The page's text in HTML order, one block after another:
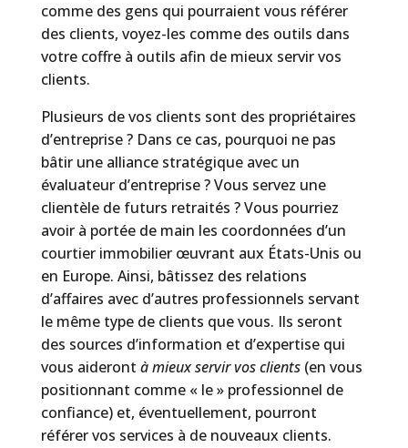
comme des gens qui pourraient vous référer
des clients, voyez-les comme des outils dans
votre coffre à outils afin de mieux servir vos
clients.
Plusieurs de vos clients sont des propriétaires
d’entreprise ? Dans ce cas, pourquoi ne pas
bâtir une alliance stratégique avec un
évaluateur d’entreprise ? Vous servez une
clientèle de futurs retraités ? Vous pourriez
avoir à portée de main les coordonnées d’un
courtier immobilier œuvrant aux États-Unis ou
en Europe. Ainsi, bâtissez des relations
d’affaires avec d’autres professionnels servant
le même type de clients que vous. Ils seront
des sources d’information et d’expertise qui
vous aideront à mieux servir vos clients(en vous
positionnant comme « le » professionnel de
confiance) et, éventuellement, pourront
référer vos services à de nouveaux clients.